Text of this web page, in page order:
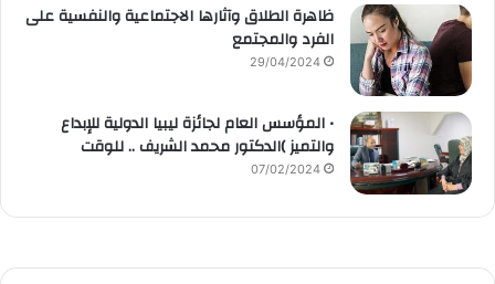
ظاهرة الطلاق وآثارها الاجتماعية والنفسية على
الفرد والمجتمع
29/04/2024
• المؤسس العام لجائزة ليبيا الدولية للإبداع
والتميز )الدكتور محمد الشريف .. للوقت
07/02/2024